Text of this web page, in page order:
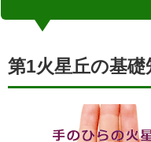
第1火星丘の基礎